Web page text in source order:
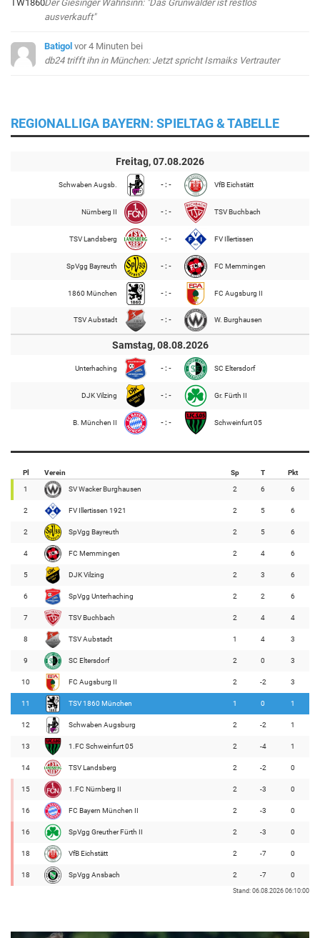
Der Giesinger Wahnsinn: "Das Grünwalder ist restlos
ausverkauft"
Batigol vor 4 Minuten bei
db24 trifft ihn in München: Jetzt spricht Ismaiks Vertrauter
REGIONALLIGA BAYERN: SPIELTAG & TABELLE
Freitag, 07.08.2026
Schwaben Augsb. - : - VfB Eichstätt
Nürnberg II - : - TSV Buchbach
TSV Landsberg - : - FV Illertissen
SpVgg Bayreuth - : - FC Memmingen
1860 München - : - FC Augsburg II
TSV Aubstadt - : - W. Burghausen
Samstag, 08.08.2026
Unterhaching - : - SC Eltersdorf
DJK Vilzing - : - Gr. Fürth II
B. München II - : - Schweinfurt 05
Pl Verein Sp T Pkt
1 SV Wacker Burghausen 2 6 6
2 FV Illertissen 1921 2 5 6
2 SpVgg Bayreuth 2 5 6
4 FC Memmingen 2 4 6
5 DJK Vilzing 2 3 6
6 SpVgg Unterhaching 2 2 6
7 TSV Buchbach 2 4 4
8 TSV Aubstadt 1 4 3
9 SC Eltersdorf 2 0 3
10 FC Augsburg II 2 -2 3
11 TSV 1860 München 1 0 1
12 Schwaben Augsburg 2 -2 1
13 1.FC Schweinfurt 05 2 -4 1
14 TSV Landsberg 2 -2 0
15 1.FC Nürnberg II 2 -3 0
16 FC Bayern München II 2 -3 0
16 SpVgg Greuther Fürth II 2 -3 0
18 VfB Eichstätt 2 -7 0
18 SpVgg Ansbach 2 -7 0
Stand: 06.08.2026 06:10:00